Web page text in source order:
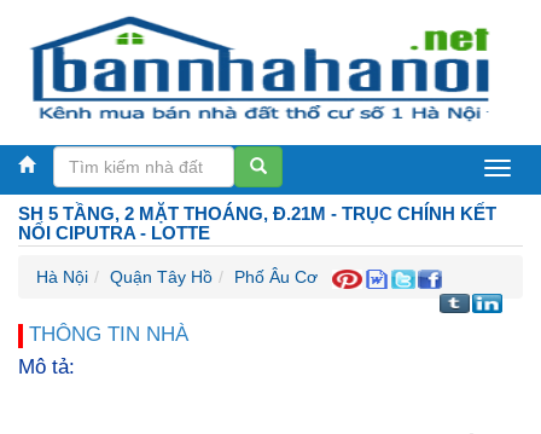
Bán
nhà
Nội
SH 5 TẦNG, 2 MẶT THOÁNG, Đ.21M - TRỤC CHÍNH KẾT
NỐI CIPUTRA - LOTTE
Hà Nội Quận Tây Hồ Phố Âu Cơ
THÔNG TIN NHÀ
Mô tả: